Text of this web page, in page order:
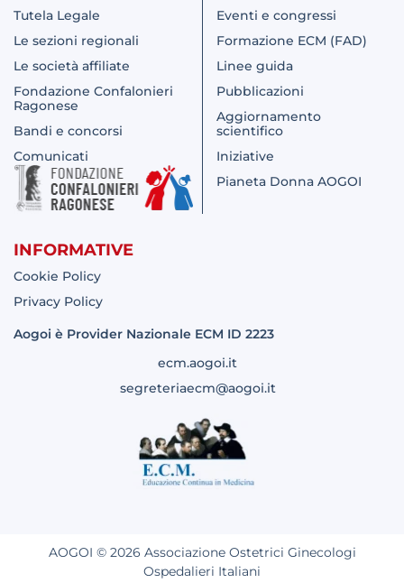
Tutela Legale
Le sezioni regionali
Le società affiliate
Fondazione Confalonieri
Ragonese
Bandi e concorsi
Comunicati
Eventi e congressi
Formazione ECM (FAD)
Linee guida
Pubblicazioni
Aggiornamento
scientifico
Iniziative
Pianeta Donna AOGOI
INFORMATIVE
Cookie Policy
Privacy Policy
Aogoi è Provider Nazionale ECM ID 2223
ecm.aogoi.it
segreteriaecm@aogoi.it
AOGOI © 2026 Associazione Ostetrici Ginecologi
Ospedalieri Italiani